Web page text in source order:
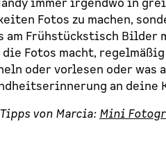
immer irgendwo in
Fotos zu machen,
am Frühstückstisch Bilder
Fotos macht,
oder vorlesen oder was
an
von Marcia: Mini